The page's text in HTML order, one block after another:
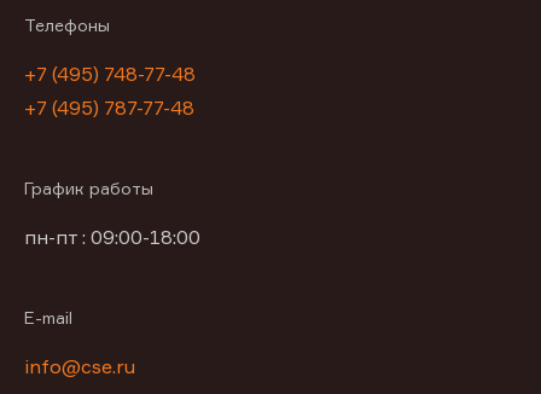
Телефоны
+7 (495) 748-77-48
+7 (495) 787-77-48
График работы
пн-пт : 09:00-18:00
E-mail
info@cse.ru